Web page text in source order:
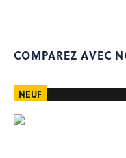
02 28 02 25 26
COMPAREZ AVEC
NEUF